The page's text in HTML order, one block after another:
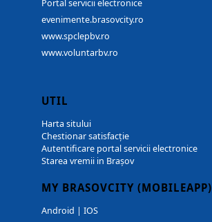
Portal servicii electronice
evenimente.brasovcity.ro
www.spclepbv.ro
www.voluntarbv.ro
UTIL
Harta sitului
Chestionar satisfacție
Autentificare portal servicii electronice
Starea vremii in Brașov
MY BRASOVCITY (MOBILEAPP)
Android | IOS